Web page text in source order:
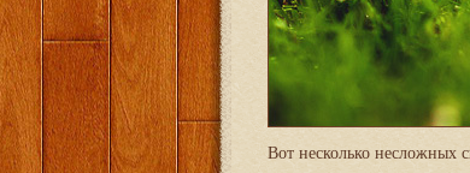
Вот несколько несложных